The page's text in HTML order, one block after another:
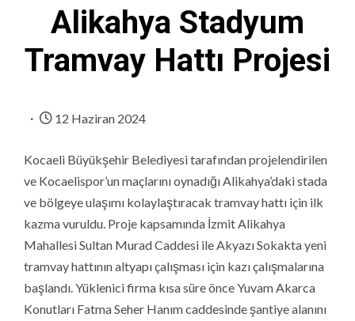
Alikahya Stadyum
Tramvay Hattı Projesi
12 Haziran 2024
Kocaeli Büyükşehir Belediyesi tarafından projelendirilen
ve Kocaelispor’un maçlarını oynadığı Alikahya’daki stada
ve bölgeye ulaşımı kolaylaştıracak tramvay hattı için ilk
kazma vuruldu. Proje kapsamında İzmit Alikahya
Mahallesi Sultan Murad Caddesi ile Akyazı Sokakta yeni
tramvay hattının altyapı çalışması için kazı çalışmalarına
başlandı. Yüklenici firma kısa süre önce Yuvam Akarca
Konutları Fatma Seher Hanım caddesinde şantiye alanını